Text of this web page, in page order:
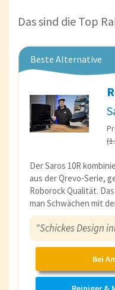
Das sind die Top
Beste Alternative
Der Saros 10R
aus der Qrevo-Serie,
Roborock Qualität.
man Schwächen mit
"Schickes Design
Bei